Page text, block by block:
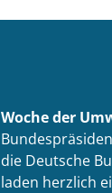
Woche der
die Deutsche
laden herzlich